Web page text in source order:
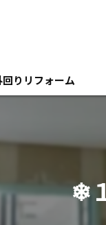
回りリフォーム
・増築 ❄